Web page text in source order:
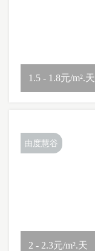
1.5 - 1.8元/m².天
由度慧谷
2 - 2.3元/m².天